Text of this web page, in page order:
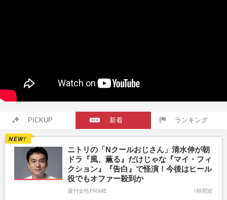
PICKUP 新着 ランキング
ニトリの「Nクールおじさん」清水伸が朝
ドラ『風、薫る』だけじゃな『マイ・フィ
クション』『告白』で怪演！今後はヒール
役でもオファー殺到か
週刊女性PRIME 1時間前